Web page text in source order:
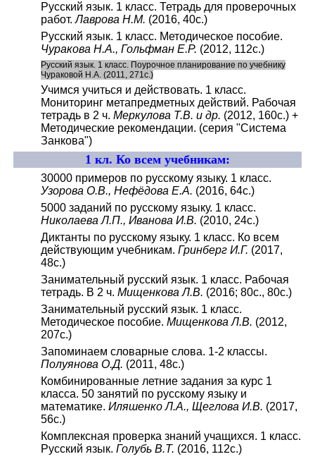
Русский язык. 1 класс. Тетрадь для проверочных
работ.Лаврова Н.М. (2016, 40с.)
Русский язык. 1 класс. Методическое пособие.
Чуракова Н.А., Гольфман Е.Р. (2012, 112с.)
Русский язык. 1 класс. Поурочное планирование по учебнику
Чураковой Н.А. (2011, 271с.)
Учимся учиться и действовать. 1 класс.
Мониторинг метапредметных действий. Рабочая
тетрадь в 2 ч. Меркулова Т.В. и др. (2012, 160с.) +
Методические рекомендации. (серия "Система
Занкова")
1 кл. Ко всем учебникам:
30000 примеров по русскому языку. 1 класс.
Узорова О.В., Нефёдова Е.А. (2016, 64с.)
5000 заданий по русскому языку. 1 класс.
Николаева Л.П., Иванова И.В. (2010, 24с.)
Диктанты по русскому языку. 1 класс. Ко всем
действующим учебникам. Гринберг И.Г. (2017,
48с.)
Занимательный русский язык. 1 класс. Рабочая
тетрадь. В 2 ч. Мищенкова Л.В. (2016; 80с., 80с.)
Занимательный русский язык. 1 класс.
Методическое пособие. Мищенкова Л.В. (2012,
207с.)
Запоминаем словарные слова. 1-2 классы.
Полуянова О.Д. (2011, 48с.)
Комбинированные летние задания за курс 1
класса. 50 занятий по русскому языку и
математике. Иляшенко Л.А., Щеглова И.В. (2017,
56с.)
Комплексная проверка знаний учащихся. 1 класс.
Русский язык. Голубь В.Т. (2016, 112с.)